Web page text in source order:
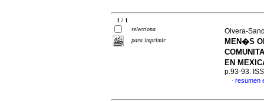
1 / 1
selecciona
para imprimir
Olvera-
MEN�S
EN
p.93-93.
· resumen